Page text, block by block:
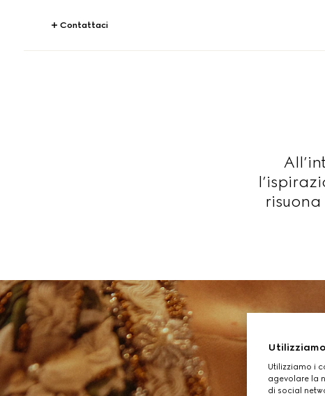
Contattaci
Utilizziamo i
agevolare la
di social